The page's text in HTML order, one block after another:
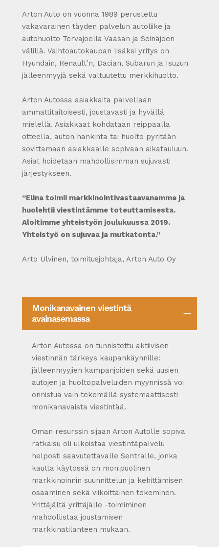
Arton Auto on vuonna 1989 perustettu
vakavarainen täyden palvelun autoliike ja
autohuolto Tervajoella Vaasan ja Seinäjoen
välillä. Vaihtoautokaupan lisäksi yritys on
Hyundain, Renault’n, Dacian, Subarun ja Isuzun
jälleenmyyjä sekä valtuutettu merkkihuolto.
Arton Autossa asiakkaita palvellaan
ammattitaitoisesti, joustavasti ja hyvällä
mielellä. Asiakkaat kohdataan reippaalla
otteella, auton hankinta tai huolto pyritään
sovittamaan asiakkaalle sopivaan aikatauluun.
Asiat hoidetaan mahdollisimman sujuvasti
järjestykseen.
”Elina toimii markkinointivastaavanamme ja
huolehtii viestintämme toteuttamisesta.
Aloitimme yhteistyön joulukuussa 2019.
Yhteistyö on sujuvaa ja mutkatonta.”
Arto Ulvinen, toimitusjohtaja, Arton Auto Oy
Monikanavainen viestintä
avainasemassa
Arton Autossa on tunnistettu aktiivisen
viestinnän tärkeys kaupankäynnille:
jälleenmyyjien kampanjoiden sekä uusien
autojen ja huoltopalveluiden myynnissä voi
onnistua vain tekemällä systemaattisesti
monikanavaista viestintää.
Oman resurssin sijaan Arton Autolle sopiva
ratkaisu oli ulkoistaa viestintäpalvelu
helposti saavutettavalle Sentralle, jonka
kautta käytössä on monipuolinen
markkinoinnin suunnittelun ja kehittämisen
osaaminen sekä viikoittainen tekeminen.
Yrittäjältä yrittäjälle -toimiminen
mahdollistaa joustamisen
markkinatilanteen mukaan.